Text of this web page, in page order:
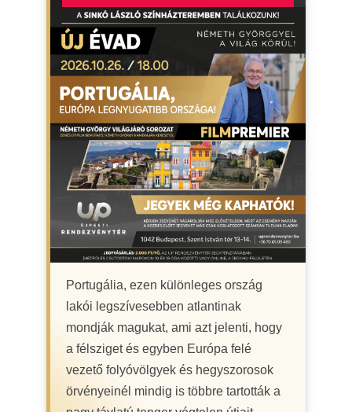
Portugália, ezen különleges ország
lakói legszívesebben atlantinak
mondják magukat, ami azt jelenti, hogy
a félsziget és egyben Európa felé
vezető folyóvölgyek és hegyszorosok
örvényeinél mindig is többre tartották a